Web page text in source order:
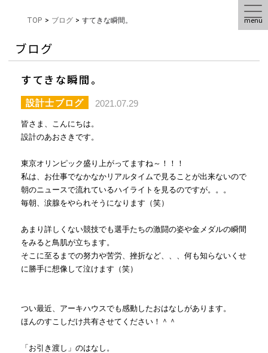
menu
TOP > ブログ > すてきな瞬間。
ブログ
すてきな瞬間。
設計士ブログ 2021.07.29
皆さま、こんにちは。
設計のあおさきです。
東京オリンピック盛り上がってますね～！！！
私は、お仕事でなかなかリアルタイムで見ることが出来ないので
朝のニュースで流れているハイライトを見るのですが。。。
毎朝、涙腺をやられそうになります（笑）
あまり詳しくない競技でも選手たちの激闘の姿や金メダルの瞬間
をみると鳥肌が立ちます。
そこに至るまでの努力や苦労、挫折など、、、何も知らないくせ
に勝手に想像して泣けます（笑）
つい最近、アーキハウスでも感動したおはなしがあります。
ほんのすこしだけ共有させてください！＾＾
「お引き渡し」のはなし。